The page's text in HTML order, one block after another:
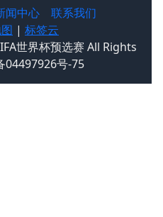
闻中心
联系我们
| 标签云
世界杯预选赛 All Rights
04497926号-75